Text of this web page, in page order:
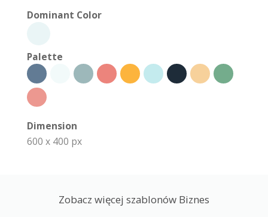
Dominant Color
Palette
Dimension
600 x 400 px
Zobacz więcej szablonów Biznes